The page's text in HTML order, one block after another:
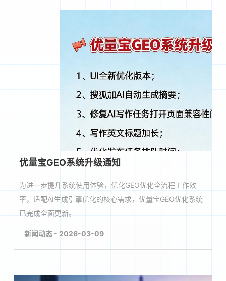
优量宝GEO系统升级通知
为进一步提升系统使用体验，优化GEO优化全流程工作效
率，适配AI生成引擎优化的核心需求，优量宝GEO优化系统
已完成全面更新。
新闻动态 - 2026-03-09